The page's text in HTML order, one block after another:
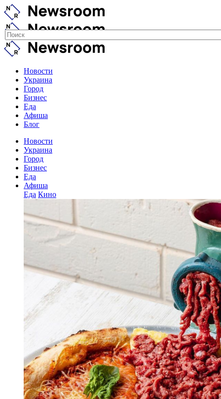
Новости
Украина
Город
Бизнес
Еда
Афиша
Блог
Новости
Украина
Город
Бизнес
Еда
Афиша
Еда Кино